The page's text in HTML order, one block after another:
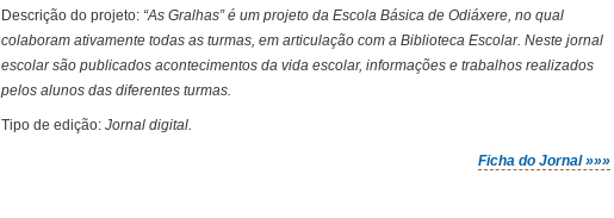
Descrição do projeto: “As Gralhas” é um projeto da Escola Básica de Odiáxere, no qual
colaboram ativamente todas as turmas, em articulação com a Biblioteca Escolar. Neste jornal
escolar são publicados acontecimentos da vida escolar, informações e trabalhos realizados
pelos alunos das diferentes turmas.
Tipo de edição:Jornal digital.
Ficha do Jornal »»»